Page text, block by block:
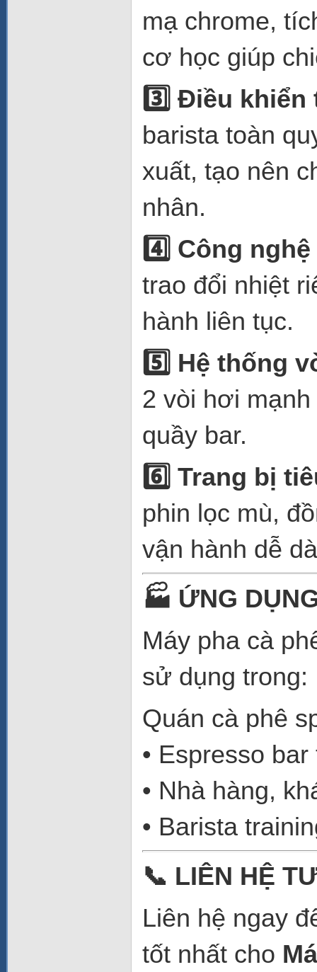
mạ chrome,
cơ học giúp
3️ Điều khiển
barista toàn
xuất, tạo nên
nhân.
4️ Công
trao đổi nhiệt
hành liên tục.
5️ Hệ thống
2 vòi hơi
quầy bar.
6️ Trang bị
phin lọc mù,
vận hành dễ
🏭 ỨNG
Máy pha cà
sử dụng trong:
Quán cà phê
• Espresso
• Nhà hàng,
• Barista
📞 LIÊN HỆ
Liên hệ ngay
tốt nhất cho